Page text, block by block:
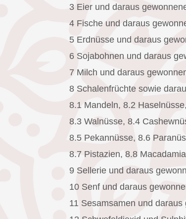
3 Eier und daraus
4 Fische und daraus
5 Erdnüsse und daraus
6 Sojabohnen und daraus
7 Milch und daraus
8 Schalenfrüchte sowie
8.1 Mandeln, 8.2 Haselnüsse,
8.3 Walnüsse, 8.4
8.5 Pekannüsse, 8.6
8.7 Pistazien, 8.8
9 Sellerie und daraus
10 Senf und daraus
11 Sesamsamen und